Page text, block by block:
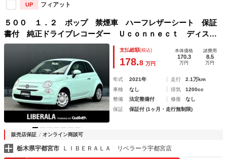
UP フィアット
５００ １．２ ポップ 禁煙車 ハーフレザーシート 保証
書付 純正ドライブレコーダー Ｕｃｏｎｎｅｃｔ ディスプ
レイ ＡｐｐｌｅＣａｒＰｌａｙ ＡｎｄｒｏｉｄＡｕｔ
支払総額(税込)
178.8 万円
本体価格
170.3
万円
諸費用
8.5
万円
年式 2021年 走行
2.1万km
車検
なし 排気
1200cc
整備
法定整備付 修復
なし
保証
保証付 (1ヶ月・走行無制限)
販売店保証 オンライン商談可
栃木県宇都宮市 ＬＩＢＥＲＡＬＡ リベラーラ宇都宮店